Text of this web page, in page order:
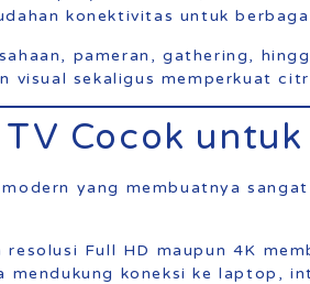
konektivitas untuk
pameran, gathering,
visual sekaligus memperkuat
Cocok untuk
yang membuatnya
Full HD maupun 4K
mendukung koneksi ke laptop,